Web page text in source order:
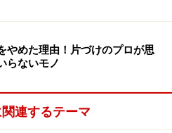
やめた理由！片づけのプロが思
らないモノ
連するテーマ